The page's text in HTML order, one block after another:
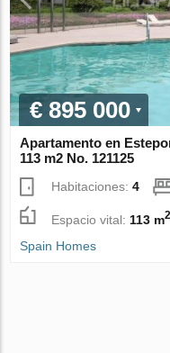
€ 895 000
Apartamento en
113 m2 No. 121125
Habitaciones:4
Espacio vital: 113 m2
Spain Homes